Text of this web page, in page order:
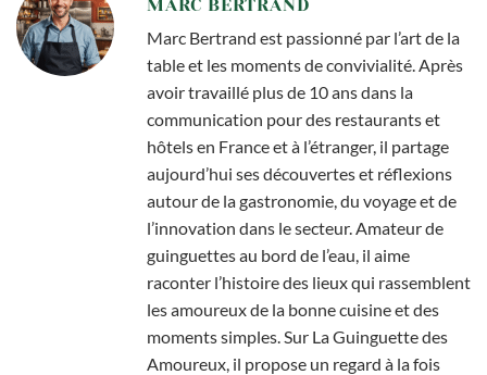
MARC BERTRAND
Marc Bertrand est passionné par l’art de la
table et les moments de convivialité. Après
avoir travaillé plus de 10 ans dans la
communication pour des restaurants et
hôtels en France et à l’étranger, il partage
aujourd’hui ses découvertes et réflexions
autour de la gastronomie, du voyage et de
l’innovation dans le secteur. Amateur de
guinguettes au bord de l’eau, il aime
raconter l’histoire des lieux qui rassemblent
les amoureux de la bonne cuisine et des
moments simples. Sur La Guinguette des
Amoureux, il propose un regard à la fois